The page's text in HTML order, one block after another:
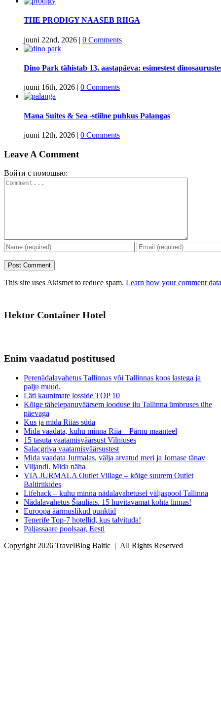
THE PRODIGY NAASEB RIIGA
juuni 22nd, 2026 | 0 Comments
Dino Park tähistab 13. aastapäeva: esimestest
juuni 16th, 2026 | 0 Comments
Mana Suites & Sea -stiilne puhkus Palangas
juuni 12th, 2026 | 0 Comments
Leave A Comment
Войти с помощью:
Comment
This site uses Akismet to reduce spam. Learn how your comment
Hektor Container Hotel
Enim vaadatud postitused
Perenädalavahetus Tallinnas või Tallinnas koos lastega ja
palju muud.
Läti kaunimate losside TOP 10
Kõige tähelepanuväärsem looduse ilu Tallinna ümbruses ühe
päevaga
Kus ja mida Riias süüa
Mida vaadata, kuhu minna Riia – Pärnu maanteel
15 tasuta vaatamisväärsust Vilniuses
Salacgriva vaatamisväärsustest
Mida vaadata Jurmalas, välja arvatud meri ja Jomase tänav
Viljandi. Mida näha
VIA JURMALA Outlet Village – kõige suurem Outlet
Baltiriikides
Lifehack – kuhu minna nädalavahetusel väljaspool Tallinna
Nädalavahetus Šiauliais. 15 huvitavamat kohta linnas!
Euroopa äärmuslikud punktid
Tenerife Top-7 hotellid, kus talvituda!
Paljassaare poolsaar, Eesti
Copyright 2026 TravelBlog Baltic | All Rights Reserved